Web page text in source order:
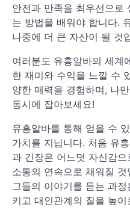
안전과 만족을 최우선으로
는 방법을 배워야 합니다.
나중에 더 큰 자산이 될 것
여러분도 유흥알바의 세계
한 재미와 수익을 느낄 수
양한 매력을 경험하며, 나
동시에 잡아보세요!
유흥알바를 통해 얻을 수
가치를 지닙니다. 처음 유
과 긴장은 어느덧 자신감
소통의 연속으로 채워질
그들의 이야기를 듣는 과
키고 대인관계의 질을 높